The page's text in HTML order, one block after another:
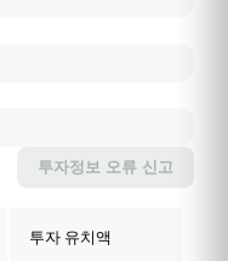
투자정보 오류 신고
투자 유치액